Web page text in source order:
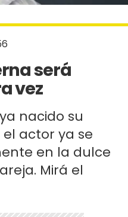
será
vez
nacido su
el actor ya se
en la dulce
Mirá el